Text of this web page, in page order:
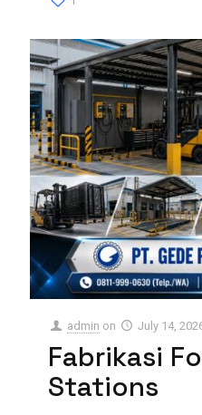
admin on July 14,
Fabrikasi
Stations